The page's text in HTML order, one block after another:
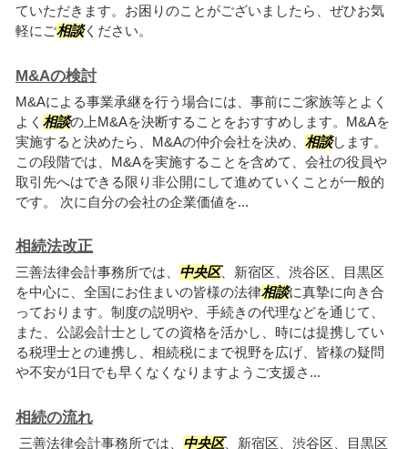
ていただきます。お困りのことがございましたら、ぜひお気
軽にご相談ください。
M&Aの検討
M&Aによる事業承継を行う場合には、事前にご家族等とよく
よく 相談の上M&Aを決断することをおすすめします。M&Aを
実施すると決めたら、M&Aの仲介会社を決め、 相談します。
この段階では、M&Aを実施することを含めて、会社の役員や
取引先へはできる限り非公開にして進めていくことが一般的
です。 次に自分の会社の企業価値を...
相続法改正
三善法律会計事務所では、 中央区、新宿区、渋谷区、目黒区
を中心に、全国にお住まいの皆様の法律相談に真摯に向き合
っております。制度の説明や、手続きの代理などを通じて、
また、公認会計士としての資格を活かし、時には提携してい
る税理士との連携し、相続税にまで視野を広げ、皆様の疑問
や不安が1日でも早くなくなりますようご支援さ...
相続の流れ
三善法律会計事務所では、 中央区、新宿区、渋谷区、目黒区